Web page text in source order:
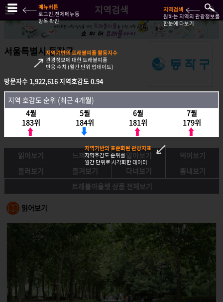
지역검색
서울특별시 동작구
방문자수 1,922,616지역호감도0.94
지역호감도 순위 (최근 4개월)
4월
183위
5월
184위
6월
181위
7월
179위
읽어보기 느껴보기 알아보기
먹어보기
둘러보기
즐겨보기 다녀보기
뽐내보기
트래블아울렛 상품 전체보기
읽어보기
방문자수 1,922,616지역호감도0.94
지역 호감도 순위 (최근 4개월)
4월
183위
5월
184위
6월
181위
7월
179위
메뉴버튼
로그인,전체메뉴등
항목 확인
지역검색
원하는 지역의 관광정보를
한눈에 다보기
지역기반의 트래블피플 활동지수
관광정보에 대한 트래블피플
반응 수치 (월간 단위 업데이트)
지역기반의 표준화된 관광지표
지역호감도 순위를
월간 단위로 시각화한 데이터